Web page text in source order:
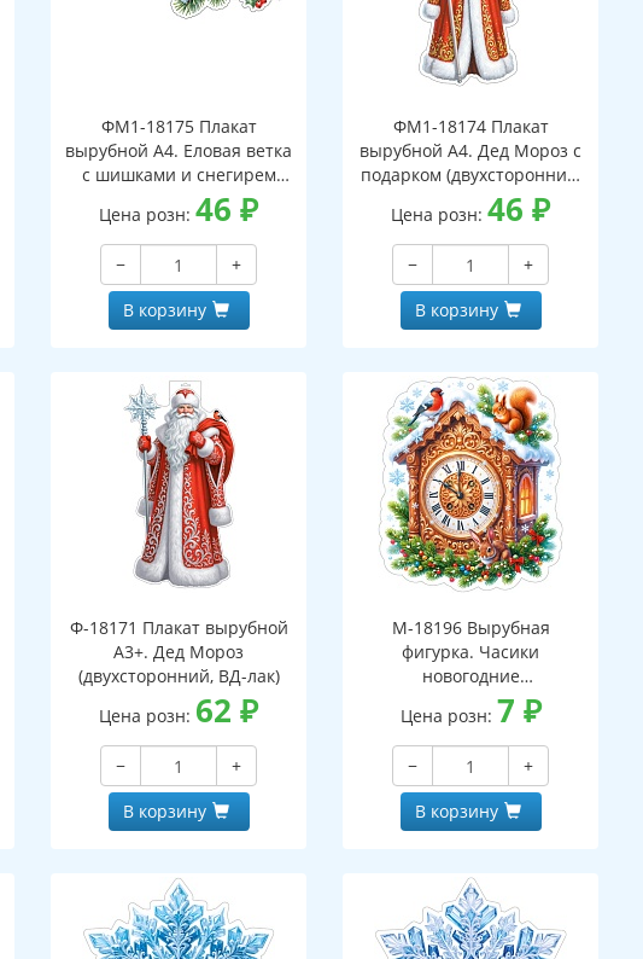
ФМ1-18175 Плакат
вырубной А4. Еловая ветка
с шишками и снегирем
(двухсторонний, ВД-лак)
Цена розн:46₽
−
+
В корзину
ФМ1-18174 Плакат
вырубной А4. Дед Мороз с
подарком (двухсторонний,
ВД-лак)
Цена розн:46₽
−
+
В корзину
Ф-18171 Плакат вырубной
А3+. Дед Мороз
(двухсторонний, ВД-лак)
Цена розн: 62₽
−
+
В корзину
М-18196 Вырубная
фигурка. Часики
новогодние
(двухсторонняя, ВД-лак)
Цена розн: 7 ₽
−
+
В корзину